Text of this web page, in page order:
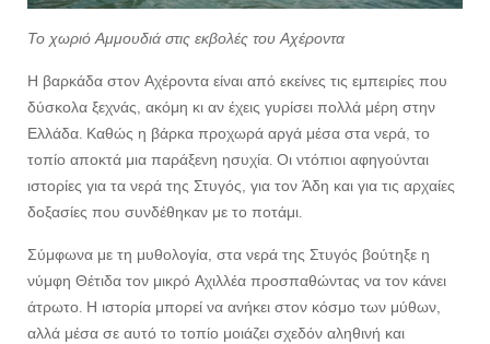
Το χωριό Αμμουδιά στις εκβολές του Αχέροντα
Η βαρκάδα στον Αχέροντα είναι από εκείνες τις εμπειρίες που
δύσκολα ξεχνάς, ακόμη κι αν έχεις γυρίσει πολλά μέρη στην
Ελλάδα. Καθώς η βάρκα προχωρά αργά μέσα στα νερά, το
τοπίο αποκτά μια παράξενη ησυχία. Οι ντόπιοι αφηγούνται
ιστορίες για τα νερά της Στυγός, για τον Άδη και για τις αρχαίες
δοξασίες που συνδέθηκαν με το ποτάμι.
Σύμφωνα με τη μυθολογία, στα νερά της Στυγός βούτηξε η
νύμφη Θέτιδα τον μικρό Αχιλλέα προσπαθώντας να τον κάνει
άτρωτο. Η ιστορία μπορεί να ανήκει στον κόσμο των μύθων,
αλλά μέσα σε αυτό το τοπίο μοιάζει σχεδόν αληθινή και